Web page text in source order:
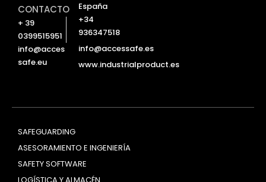
CONTACTO
+ 39
0399515951
info@acces
safe.eu
España
+34
936347518
info@accessafe.es
www.industrialproduct.es
SAFEGUARDING
ASESORAMIENTO E INGENIERÍA
SAFETY SOFTWARE